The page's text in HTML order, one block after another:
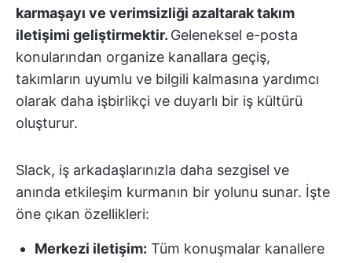
karmaşayı ve verimsizliği azaltarak takım
iletişimi geliştirmektir. Geleneksel e-posta
konularından organize kanallara geçiş,
takımların uyumlu ve bilgili kalmasına yardımcı
olarak daha işbirlikçi ve duyarlı bir iş kültürü
oluşturur.
Slack, iş arkadaşlarınızla daha sezgisel ve
anında etkileşim kurmanın bir yolunu sunar. İşte
öne çıkan özellikleri:
Merkezi iletişim: Tüm konuşmalar kanallere